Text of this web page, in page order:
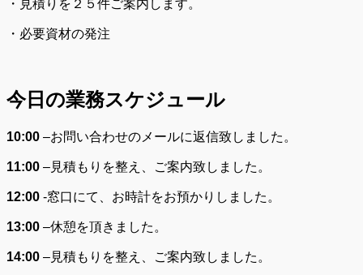
・見積りを２５件ご案内します。
・必要資材の発注
今日の業務スケジュール
10:00 –お問い合わせのメールに返信致しました。
11:00 –見積もりを整え、ご案内致しました。
12:00 -窓口にて、お時計をお預かりしました。
13:00 –休憩を頂きました。
14:00 –見積もりを整え、ご案内致しました。